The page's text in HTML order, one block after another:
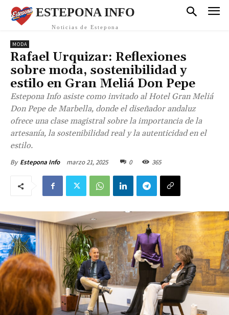
ESTEPONA INFO
Noticias de Estepona
MODA
Rafael Urquizar: Reflexiones
sobre moda, sostenibilidad y
estilo en Gran Meliá Don Pepe
Estepona Info asiste como invitado al Hotel Gran Meliá
Don Pepe de Marbella, donde el diseñador andaluz
ofrece una clase magistral sobre la importancia de la
artesanía, la sostenibilidad real y la autenticidad en el
estilo.
By Estepona Info marzo 21, 2025 0 365